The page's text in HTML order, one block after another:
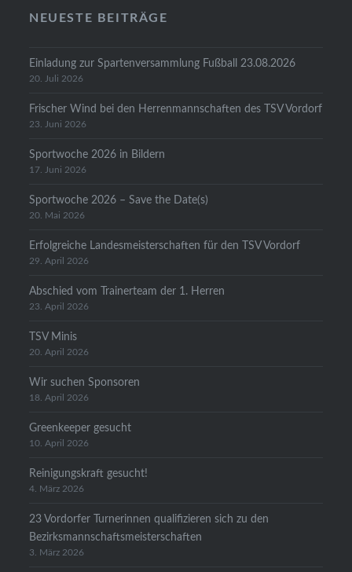
NEUESTE BEITRÄGE
Einladung zur Spartenversammlung Fußball 23.08.2026
20. Juli 2026
Frischer Wind bei den Herrenmannschaften des TSV Vordorf
23. Juni 2026
Sportwoche 2026 in Bildern
17. Juni 2026
Sportwoche 2026 – Save the Date(s)
20. Mai 2026
Erfolgreiche Landesmeisterschaften für den TSV Vordorf
29. April 2026
Abschied vom Trainerteam der 1. Herren
23. April 2026
TSV Minis
20. April 2026
Wir suchen Sponsoren
18. April 2026
Greenkeeper gesucht
10. April 2026
Reinigungskraft gesucht!
4. März 2026
23 Vordorfer Turnerinnen qualifizieren sich zu den
Bezirksmannschaftsmeisterschaften
3. März 2026